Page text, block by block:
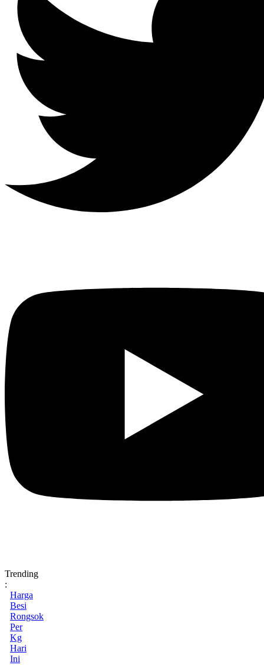
Trending
:
Harga
Besi
Rongsok
Per
Kg
Hari
Ini